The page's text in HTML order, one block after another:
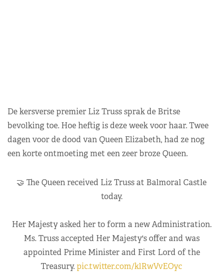
De kersverse premier Liz Truss sprak de Britse
bevolking toe. Hoe heftig is deze week voor haar. Twee
dagen voor de dood van Queen Elizabeth, had ze nog
een korte ontmoeting met een zeer broze Queen.
🤝 The Queen received Liz Truss at Balmoral Castle
today.
Her Majesty asked her to form a new Administration.
Ms. Truss accepted Her Majesty's offer and was
appointed Prime Minister and First Lord of the
Treasury.pic.twitter.com/klRwVvEOyc